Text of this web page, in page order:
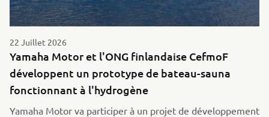
22 Juillet 2026
Yamaha Motor et l'ONG finlandaise CefmoF
développent un prototype de bateau-sauna
fonctionnant à l'hydrogène
Yamaha Motor va participer à un projet de développement